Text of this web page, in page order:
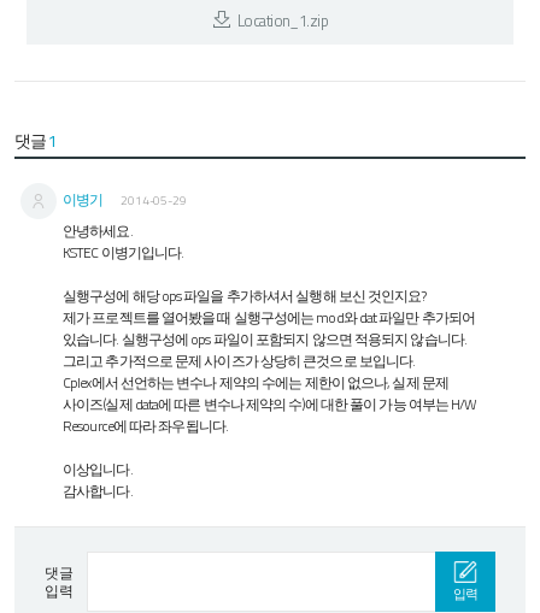
Location_1.zip
댓글1
이병기 2014-05-29
안녕하세요.
KSTEC 이병기입니다.
실행구성에 해당 ops 파일을 추가하셔서 실행해 보신 것인지요?
제가 프로젝트를 열어봤을 때 실행구성에는 mod와 dat 파일만 추가되어
있습니다. 실행구성에 ops 파일이 포함되지 않으면 적용되지 않습니다.
그리고 추가적으로 문제 사이즈가 상당히 큰것으로 보입니다.
Cplex에서 선언하는 변수나 제약의 수에는 제한이 없으나, 실제 문제
사이즈(실제 data에 따른 변수나 제약의 수)에 대한 풀이 가능 여부는 H/W
Resource에 따라 좌우됩니다.
이상입니다.
감사합니다.
댓글
입력 입력